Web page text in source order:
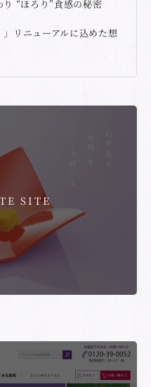
“ほろり”食感の秘密
リニューアルに込めた想
SITE